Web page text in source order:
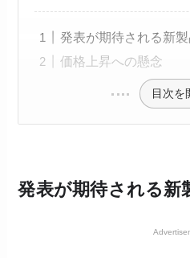
発表が期待される新製
価格上昇への懸念
目次を
発表が期待される新